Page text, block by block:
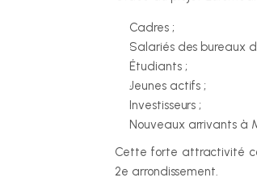
Cadres ;
Salariés des bureaux
Étudiants ;
Jeunes actifs ;
Investisseurs ;
Nouveaux arrivants à
Cette forte attractivité
2e arrondissement.